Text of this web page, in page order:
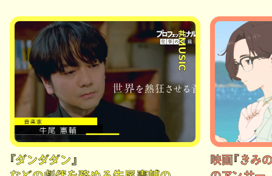
#MUSIC
『ダンダダン』
映画『きみ